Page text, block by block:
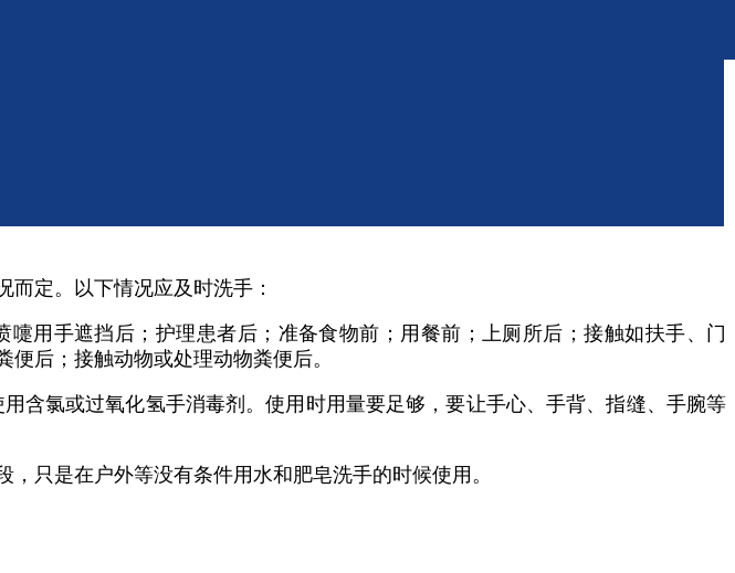
定。以下情况应及时洗手：
用手遮挡后；护理患者后；准备食物前；用餐前；上厕所后；接触如扶手、门
后；接触动物或处理动物粪便后。
含氯或过氧化氢手消毒剂。使用时用量要足够，要让手心、手背、指缝、手腕等
只是在户外等没有条件用水和肥皂洗手的时候使用。